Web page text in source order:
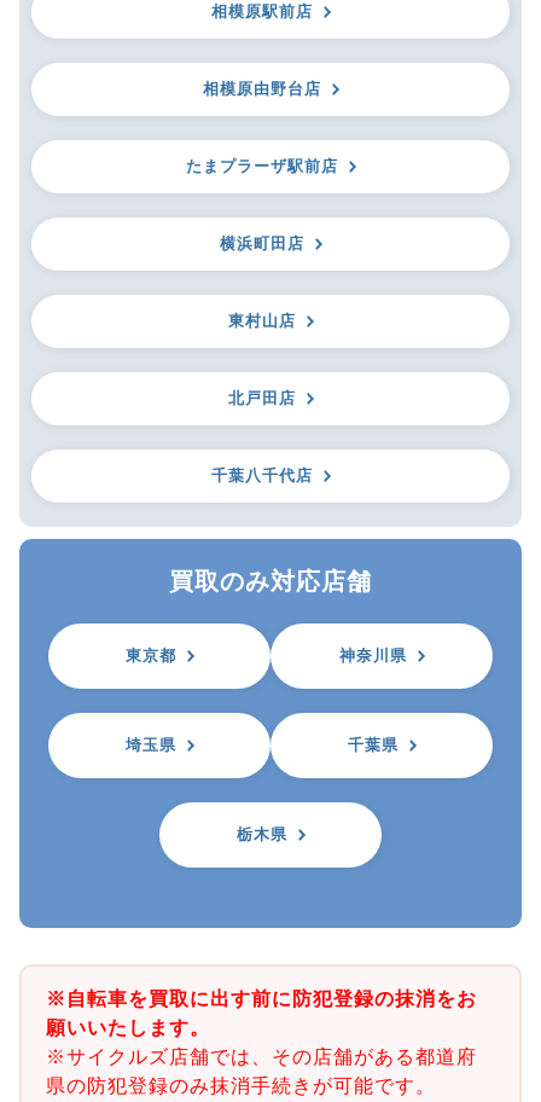
相模原駅前店
相模原由野台店
たまプラーザ駅前店
横浜町田店
東村山店
北戸田店
千葉八千代店
買取のみ対応店舗
東京都 神奈川県
埼玉県 千葉県
栃木県
※自転車を買取に出す前に防犯登録の抹消をお
願いいたします。
※サイクルズ店舗では、その店舗がある都道府
県の防犯登録のみ抹消手続きが可能です。